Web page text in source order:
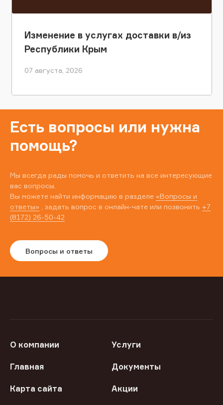
Изменение в услугах доставки в/из
Республики Крым
07 августа, 2026
Есть вопросы или нужна
помощь?
Мы всегда рады помочь и ответить на все интересующие
вас вопросы.
Вы можете найти информацию в разделе «Вопросы и
ответы» , задать вопрос в онлайн-чате или позвонить +7
(8172) 26-50-42
Вопросы и ответы
О компании Услуги
Главная Документы
Карта сайта Акции